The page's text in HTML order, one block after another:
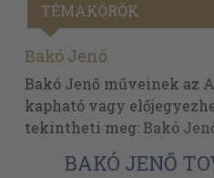
TÉMAKÖRÖK
Bakó Jenő
Bakó Jenő műveinek az
kapható vagy
tekintheti meg:Bakó
BAKÓ JENŐ